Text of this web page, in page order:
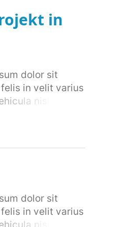
in
dolor sit
in velit varius
nisi ac
Quisque at
Donec
lorem ac sem
gravida
in, vehicula
Nam at
convallis.
dolor sit
in velit varius